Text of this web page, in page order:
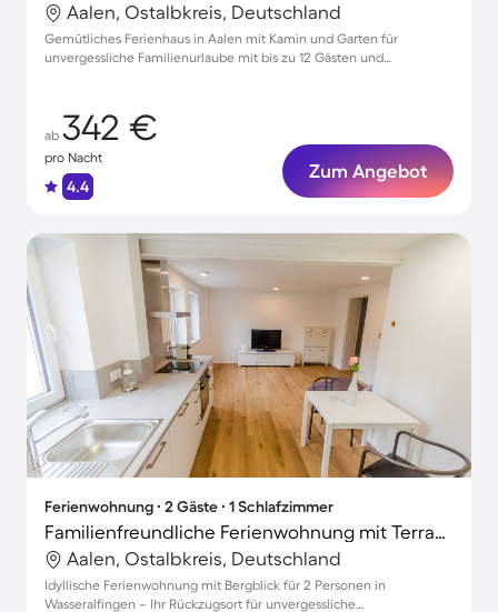
Aalen, Ostalbkreis, Deutschland
Gemütliches Ferienhaus in Aalen mit Kamin und Garten für
unvergessliche Familienurlaube mit bis zu 12 Gästen und
ab 342 €
pro Nacht
4.4
Zum Angebot
Ferienwohnung ∙ 2 Gäste ∙ 1 Schlafzimmer
Familienfreundliche Ferienwohnung mit Terrasse und Garten | Bergblick | Ideal für Homeoffice
Aalen, Ostalbkreis, Deutschland
Idyllische Ferienwohnung mit Bergblick für 2 Personen in
Wasseralfingen – Ihr Rückzugsort für unvergessliche